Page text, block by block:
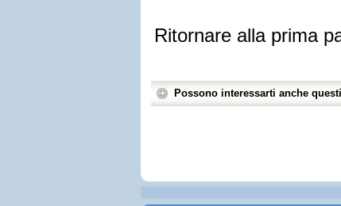
Ritornare alla prima
Possono interessarti anche